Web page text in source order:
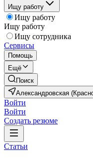
Ищу работу
Ищу работу
Ищу работу
Ищу сотрудника
Сервисы
Помощь
Ещё
Поиск
Александровская
Войти
Войти
Создать резюме
Статьи